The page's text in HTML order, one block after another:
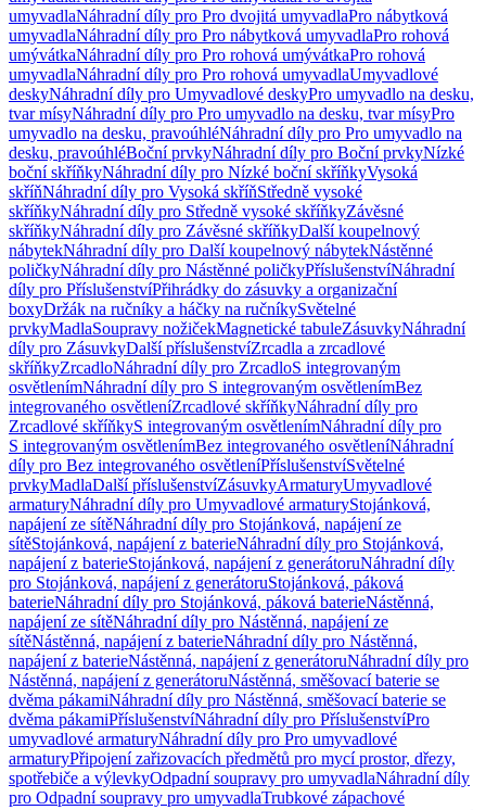
umyvadlaNáhradní díly pro Pro dvojitá umyvadlaPro nábytková
umyvadlaNáhradní díly pro Pro nábytková umyvadlaPro rohová
umývátkaNáhradní díly pro Pro rohová umývátkaPro rohová
umyvadlaNáhradní díly pro Pro rohová umyvadlaUmyvadlové
deskyNáhradní díly pro Umyvadlové deskyPro umyvadlo na desku,
tvar mísyNáhradní díly pro Pro umyvadlo na desku, tvar mísyPro
umyvadlo na desku, pravoúhléNáhradní díly pro Pro umyvadlo na
desku, pravoúhléBoční prvkyNáhradní díly pro Boční prvkyNízké
boční skříňkyNáhradní díly pro Nízké boční skříňkyVysoká
skříňNáhradní díly pro Vysoká skříňStředně vysoké
skříňkyNáhradní díly pro Středně vysoké skříňkyZávěsné
skříňkyNáhradní díly pro Závěsné skříňkyDalší koupelnový
nábytekNáhradní díly pro Další koupelnový nábytekNástěnné
poličkyNáhradní díly pro Nástěnné poličkyPříslušenstvíNáhradní
díly pro PříslušenstvíPřihrádky do zásuvky a organizační
boxyDržák na ručníky a háčky na ručníkySvětelné
prvkyMadlaSoupravy nožičekMagnetické tabuleZásuvkyNáhradní
díly pro ZásuvkyDalší příslušenstvíZrcadla a zrcadlové
skříňkyZrcadloNáhradní díly pro ZrcadloS integrovaným
osvětlenímNáhradní díly pro S integrovaným osvětlenímBez
integrovaného osvětleníZrcadlové skříňkyNáhradní díly pro
Zrcadlové skříňkyS integrovaným osvětlenímNáhradní díly pro
S integrovaným osvětlenímBez integrovaného osvětleníNáhradní
díly pro Bez integrovaného osvětleníPříslušenstvíSvětelné
prvkyMadlaDalší příslušenstvíZásuvkyArmaturyUmyvadlové
armaturyNáhradní díly pro Umyvadlové armaturyStojánková,
napájení ze sítěNáhradní díly pro Stojánková, napájení ze
sítěStojánková, napájení z baterieNáhradní díly pro Stojánková,
napájení z baterieStojánková, napájení z generátoruNáhradní díly
pro Stojánková, napájení z generátoruStojánková, páková
baterieNáhradní díly pro Stojánková, páková baterieNástěnná,
napájení ze sítěNáhradní díly pro Nástěnná, napájení ze
sítěNástěnná, napájení z baterieNáhradní díly pro Nástěnná,
napájení z baterieNástěnná, napájení z generátoruNáhradní díly pro
Nástěnná, napájení z generátoruNástěnná, směšovací baterie se
dvěma pákamiNáhradní díly pro Nástěnná, směšovací baterie se
dvěma pákamiPříslušenstvíNáhradní díly pro PříslušenstvíPro
umyvadlové armaturyNáhradní díly pro Pro umyvadlové
armaturyPřipojení zařizovacích předmětů pro mycí prostor, dřezy,
spotřebiče a výlevkyOdpadní soupravy pro umyvadlaNáhradní díly
pro Odpadní soupravy pro umyvadlaTrubkové zápachové